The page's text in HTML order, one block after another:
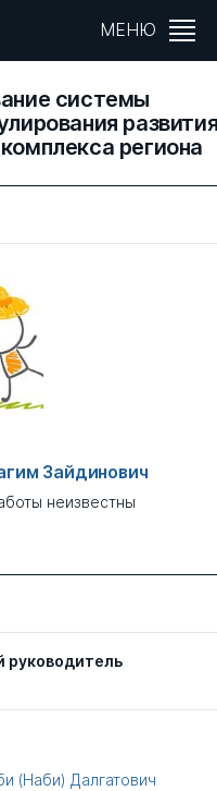
МЕНЮ
системы
региона
Зайдинович
неизвестны
руководитель
(Наби) Далгатович